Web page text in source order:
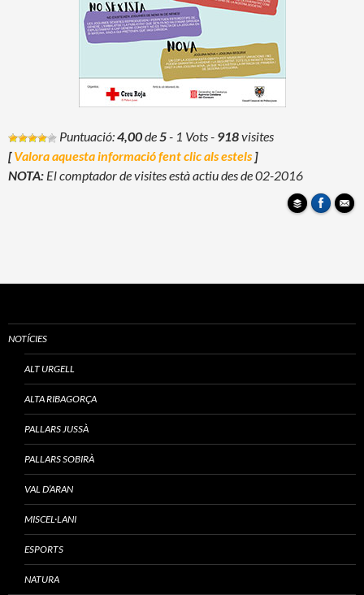
Puntuació:4,00de5- 1 Vots- 918visites
[Valora aquesta informació fent clic als estels ]
NOTA: El comptador de visites està actiu des de 02-2016
NOTÍCIES
ALT URGELL
ALTA RIBAGORÇA
PALLARS JUSSÀ
PALLARS SOBIRÀ
VAL D’ARAN
MISCEL·LANI
ESPORTS
NATURA